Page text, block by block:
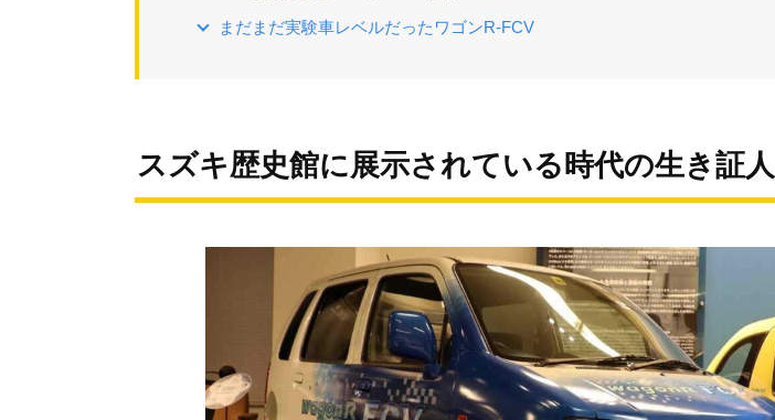
まだまだ実験車レベルだったワゴンR-FCV
スズキ歴史館に展示されている時代の生き証人